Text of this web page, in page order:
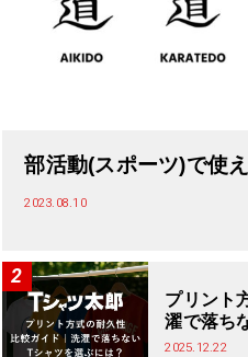
部活動(スポーツ)で使
2023.08.10
プリント
濯で落ち
2025.12.22